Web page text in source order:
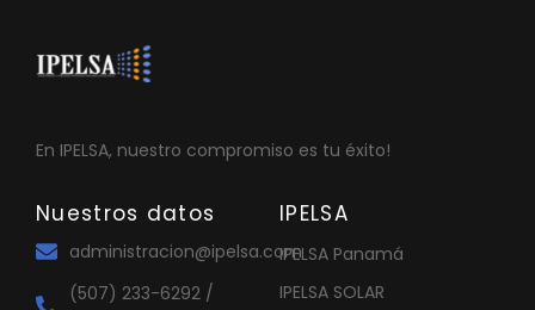
En IPELSA, nuestro compromiso es tu éxito!
Nuestros datos
administracion@ipelsa.com
(507) 233-6292 /
IPELSA
IPELSA Panamá
IPELSA SOLAR